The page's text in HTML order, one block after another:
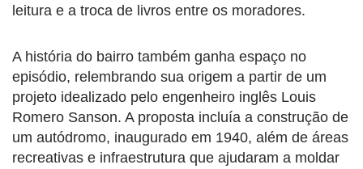
leitura e a troca de livros entre os moradores.
A história do bairro também ganha espaço no
episódio, relembrando sua origem a partir de um
projeto idealizado pelo engenheiro inglês Louis
Romero Sanson. A proposta incluía a construção de
um autódromo, inaugurado em 1940, além de áreas
recreativas e infraestrutura que ajudaram a moldar